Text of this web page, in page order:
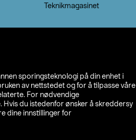
sporingsteknologi på din enhet i
av nettstedet og for å tilpasse våre
For nødvendige
Hvis du istedenfor ønsker å skreddersy
dine innstillinger for
Teknikmagasinet